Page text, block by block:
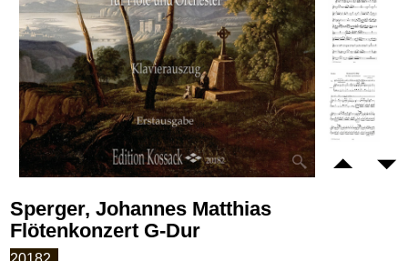
Sperger, Johannes Matthias
Flötenkonzert G-Dur